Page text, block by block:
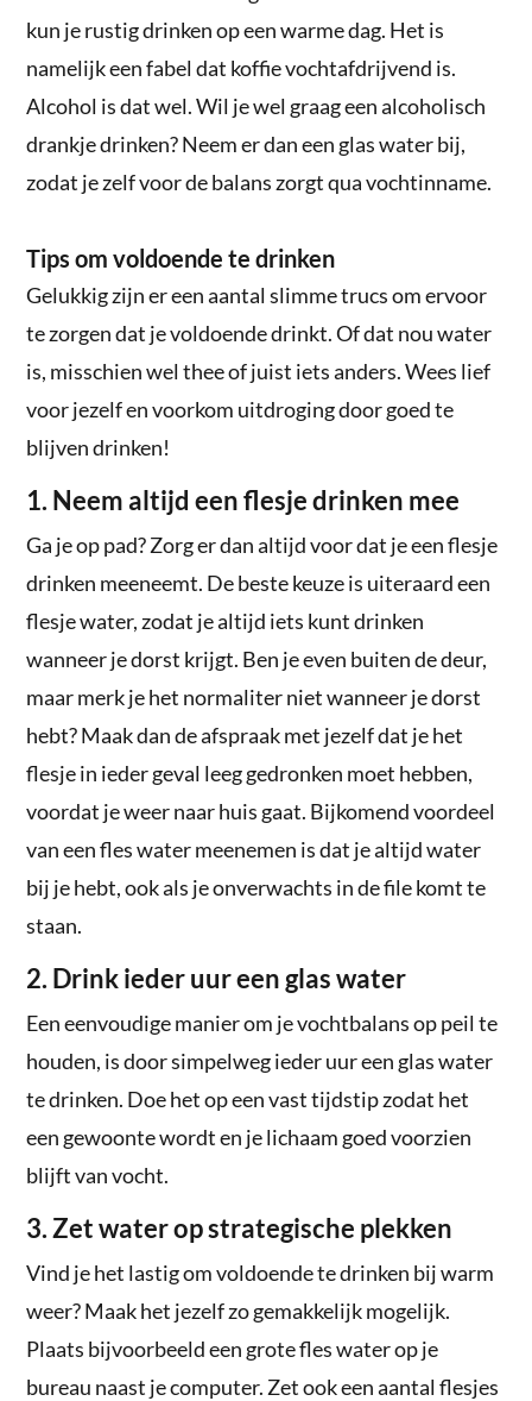
kun je rustig drinken op een warme dag. Het is
namelijk een fabel dat koffie vochtafdrijvend is.
Alcohol is dat wel. Wil je wel graag een alcoholisch
drankje drinken? Neem er dan een glas water bij,
zodat je zelf voor de balans zorgt qua vochtinname.
Tips om voldoende te drinken
Gelukkig zijn er een aantal slimme trucs om ervoor
te zorgen dat je voldoende drinkt. Of dat nou water
is, misschien wel thee of juist iets anders. Wees lief
voor jezelf en voorkom uitdroging door goed te
blijven drinken!
1. Neem altijd een flesje drinken mee
Ga je op pad? Zorg er dan altijd voor dat je een flesje
drinken meeneemt. De beste keuze is uiteraard een
flesje water, zodat je altijd iets kunt drinken
wanneer je dorst krijgt. Ben je even buiten de deur,
maar merk je het normaliter niet wanneer je dorst
hebt? Maak dan de afspraak met jezelf dat je het
flesje in ieder geval leeg gedronken moet hebben,
voordat je weer naar huis gaat. Bijkomend voordeel
van een fles water meenemen is dat je altijd water
bij je hebt, ook als je onverwachts in de file komt te
staan.
2. Drink ieder uur een glas water
Een eenvoudige manier om je vochtbalans op peil te
houden, is door simpelweg ieder uur een glas water
te drinken. Doe het op een vast tijdstip zodat het
een gewoonte wordt en je lichaam goed voorzien
blijft van vocht.
3. Zet water op strategische plekken
Vind je het lastig om voldoende te drinken bij warm
weer? Maak het jezelf zo gemakkelijk mogelijk.
Plaats bijvoorbeeld een grote fles water op je
bureau naast je computer. Zet ook een aantal flesjes